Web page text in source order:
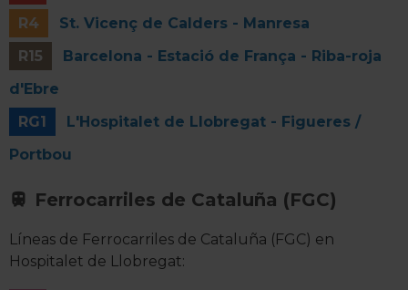
R4
St. Vicenç de Calders - Manresa
R15
Barcelona - Estació de França - Riba-roja
d'Ebre
RG1
L'Hospitalet de Llobregat - Figueres /
Portbou
Ferrocarriles de Cataluña (FGC)
Líneas de Ferrocarriles de Cataluña (FGC) en
Hospitalet de Llobregat: